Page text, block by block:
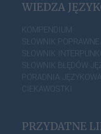
WIEDZA
KOMPENDIUM
SŁOWNIK
SŁOWNIK
SŁOWNIK BŁĘDÓW
PORADNIA JĘZYKOWA
CIEKAWOSTKI
PRZYDATNE